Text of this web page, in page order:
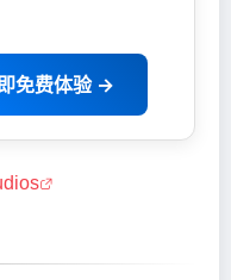
免费体验 →